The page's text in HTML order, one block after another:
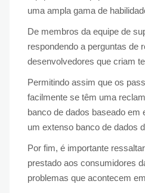
uma ampla gama de
De membros da equipe de
respondendo a perguntas de
desenvolvedores que criam
Permitindo assim que os
facilmente se têm uma
banco de dados baseado em
um extenso banco de dados
Por fim, é importante
prestado aos consumidores
problemas que acontecem